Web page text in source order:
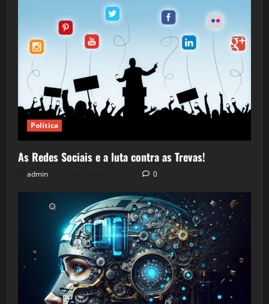
Política
As Redes Sociais e a luta contra as Trevas!
admin 0